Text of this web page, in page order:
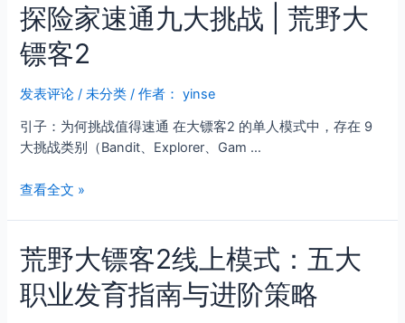
镖
客
2
趣
味
组
厄
斯
辅
一
个
被
探险家速通九大挑战 | 荒野大
镖客2
发表评论 /未分类 / 作者： yinse
引子：为何挑战值得速通 在大镖客2 的单人模式中，存在 9
大挑战类别（Bandit、Explorer、Gam …
探
速
通
九
大
查看全文 »
荒野大镖客2线上模式：五大
职业发育指南与进阶策略